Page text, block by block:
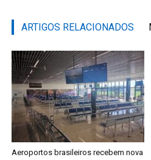
ARTIGOS RELACIONADOS
Aeroportos brasileiros recebem nova